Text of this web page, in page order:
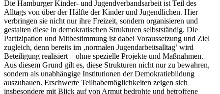
Die Hamburger Kinder- und Jugendverbandsarbeit ist Teil des
Alltags von über der Hälfte der Kinder und Jugendlichen. Hier
verbringen sie nicht nur ihre Freizeit, sondern organisieren und
gestalten diese in demokratischen Strukturen selbstständig. Die
Partizipation und Mitbestimmung ist dabei Voraussetzung und Ziel
zugleich, denn bereits im ‚normalen Jugendarbeitsalltag’ wird
Beteiligung realisiert – ohne spezielle Projekte und Maßnahmen.
Aus diesem Grund gilt es, diese Strukturen nicht nur zu bewahren,
sondern als unabhängige Institutionen der Demokratiebildung
auszubauen. Erschwerte Teilhabemöglichkeiten zeigen sich
insbesondere mit Blick auf von Armut bedrohte und betroffene